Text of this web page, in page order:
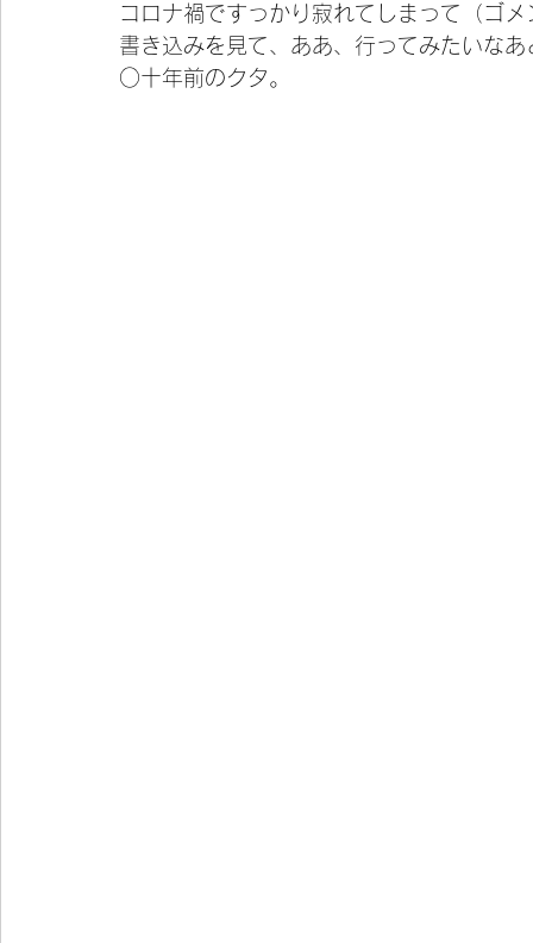
コロナ禍ですっかり寂れてしまって（ゴ
書き込みを見て、ああ、行ってみたいな
○十年前のクタ。